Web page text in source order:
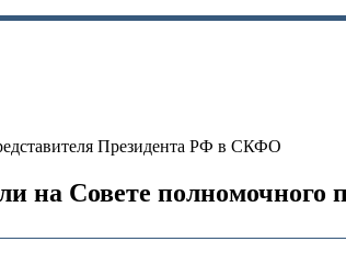
Президента РФ в СКФО
на Совете